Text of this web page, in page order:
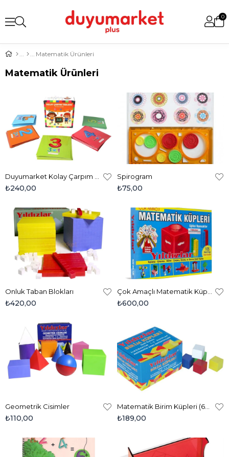
0
Matematik Ürünleri
Matematik Ürünleri
₺240,00
Spirogram
₺75,00
Onluk Taban Blokları
₺420,00 ₺600,00
Geometrik Cisimler
₺110,00 ₺189,00